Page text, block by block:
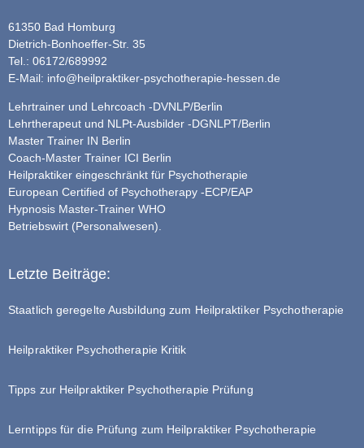
61350 Bad Homburg
Dietrich-Bonhoeffer-Str. 35
Tel.: 06172/689992
E-Mail: info@heilpraktiker-psychotherapie-hessen.de
Lehrtrainer und Lehrcoach -DVNLP/Berlin
Lehrtherapeut und NLPt-Ausbilder -DGNLPT/Berlin
Master Trainer IN Berlin
Coach-Master Trainer ICI Berlin
Heilpraktiker eingeschränkt für Psychotherapie
European Certified of Psychotherapy -ECP/EAP
Hypnosis Master-Trainer WHO
Betriebswirt (Personalwesen).
Letzte Beiträge:
Staatlich geregelte Ausbildung zum Heilpraktiker Psychotherapie
Heilpraktiker Psychotherapie Kritik
Tipps zur Heilpraktiker Psychotherapie Prüfung
Lerntipps für die Prüfung zum Heilpraktiker Psychotherapie